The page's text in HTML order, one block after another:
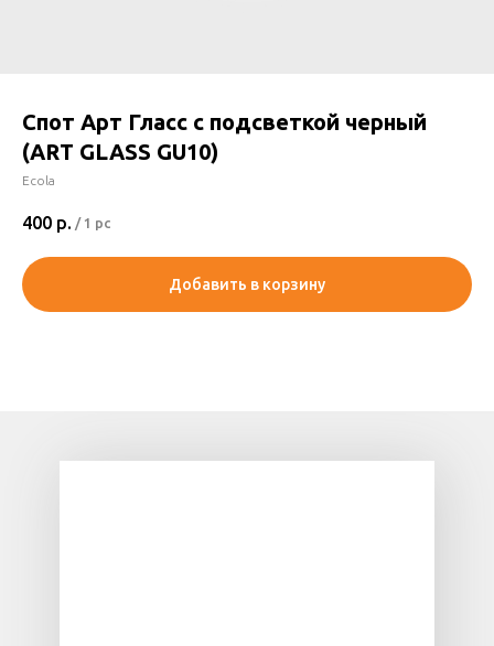
Спот Арт Гласс с подсветкой черный
(ART GLASS GU10)
Ecola
400 р. / 1 pc
Добавить в корзину